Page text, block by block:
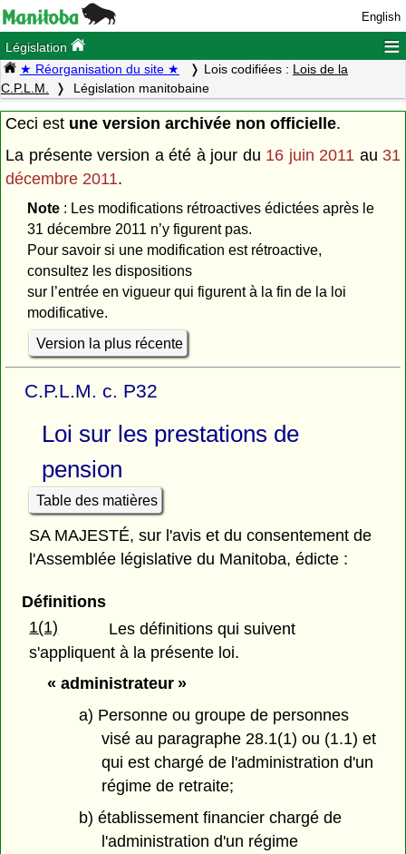
English
Législation ≡
★ Réorganisation du site ★ Lois codifiées : Lois de la
C.P.L.M.
Législation manitobaine
Ceci est une version archivée non officielle.
La présente version a été à jour du 16 juin 2011 au 31
décembre 2011.
Note: Les modifications rétroactives édictées après le
31 décembre 2011 n’y figurent pas.
Pour savoir si une modification est rétroactive,
consultez les dispositions
sur l’entrée en vigueur qui figurent à la fin de la loi
modificative.
Version la plus récente
C.P.L.M. c. P32
Loi sur les prestations de
pension
Table des matières
SA MAJESTÉ, sur l'avis et du consentement de
l'Assemblée législative du Manitoba, édicte :
Définitions
1(1)
Les définitions qui suivent
s'appliquent à la présente loi.
« administrateur »
a) Personne ou groupe de personnes
visé au paragraphe 28.1(1) ou (1.1) et
qui est chargé de l'administration d'un
régime de retraite;
b) établissement financier chargé de
l'administration d'un régime